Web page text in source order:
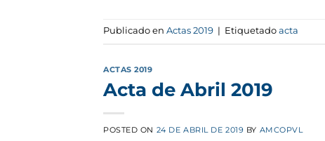
Publicado en Actas 2019 | Etiquetado acta
ACTAS 2019
Acta de Abril 2019
POSTED ON 24 DE ABRIL DE 2019 BY AMCOPVL